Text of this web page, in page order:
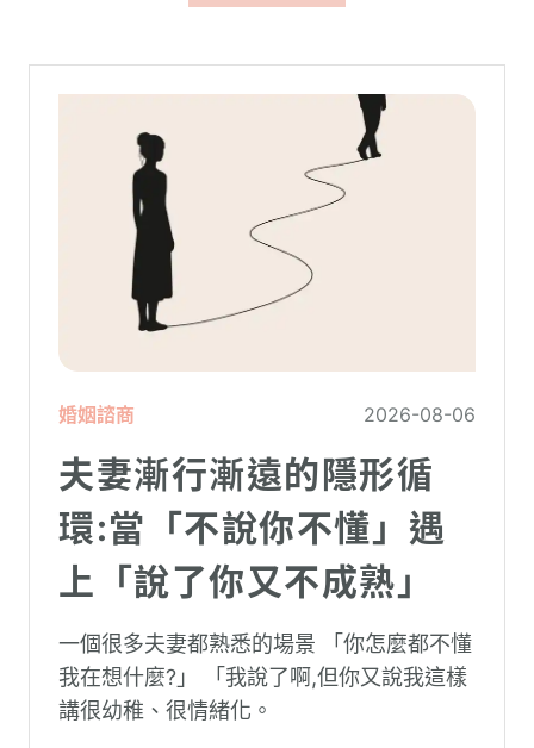
婚姻諮商 2026-08-06
夫妻漸行漸遠的隱形循
環:當「不說你不懂」遇
上「說了你又不成熟」
一個很多夫妻都熟悉的場景 「你怎麼都不懂
我在想什麼?」 「我說了啊,但你又說我這樣
講很幼稚、很情緒化。